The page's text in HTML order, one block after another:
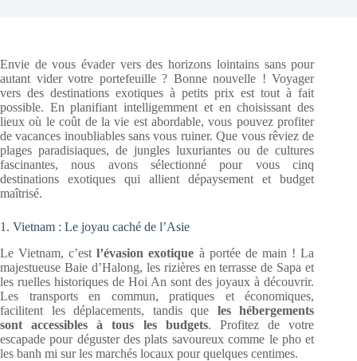
Envie de vous évader vers des horizons lointains sans pour
autant vider votre portefeuille ? Bonne nouvelle ! Voyager
vers des destinations exotiques à petits prix est tout à fait
possible. En planifiant intelligemment et en choisissant des
lieux où le coût de la vie est abordable, vous pouvez profiter
de vacances inoubliables sans vous ruiner. Que vous rêviez de
plages paradisiaques, de jungles luxuriantes ou de cultures
fascinantes, nous avons sélectionné pour vous cinq
destinations exotiques qui allient dépaysement et budget
maîtrisé.
1. Vietnam : Le joyau caché de l’Asie
Le Vietnam, c’est l’évasion exotique à portée de main ! La
majestueuse Baie d’Halong, les rizières en terrasse de Sapa et
les ruelles historiques de Hoi An sont des joyaux à découvrir.
Les transports en commun, pratiques et économiques,
facilitent les déplacements, tandis que les hébergements
sont accessibles à tous les budgets. Profitez de votre
escapade pour déguster des plats savoureux comme le pho et
les banh mi sur les marchés locaux pour quelques centimes.